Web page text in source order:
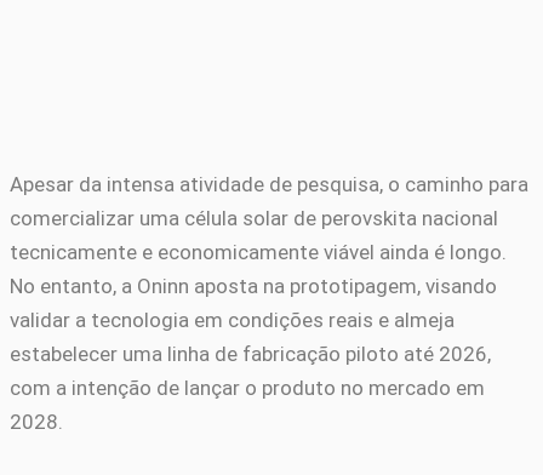
Apesar da intensa atividade de pesquisa, o caminho para
comercializar uma célula solar de perovskita nacional
tecnicamente e economicamente viável ainda é longo.
No entanto, a Oninn aposta na prototipagem, visando
validar a tecnologia em condições reais e almeja
estabelecer uma linha de fabricação piloto até 2026,
com a intenção de lançar o produto no mercado em
2028.